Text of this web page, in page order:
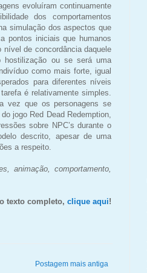
evoluíram continuamente
dos comportamentos
simulação dos aspectos que
pontos iniciais que humanos
de concordância daquele
hostilização ou se será uma
como mais forte, igual
para diferentes níveis
é relativamente simples.
vez que os personagens se
jogo Red Dead Redemption,
sobre NPC’s durante o
descrito, apesar de uma
a respeito.
animação, comportamento,
texto completo, clique aqui!
Postagem mais antiga